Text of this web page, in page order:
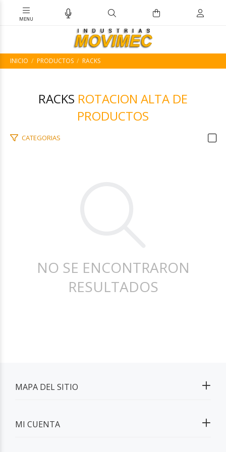
INICIO PRODUCTOS RACKS
RACKS ROTACION ALTA DE
PRODUCTOS
CATEGORIAS
NO SE ENCONTRARON
RESULTADOS
MAPA DEL SITIO
MI CUENTA